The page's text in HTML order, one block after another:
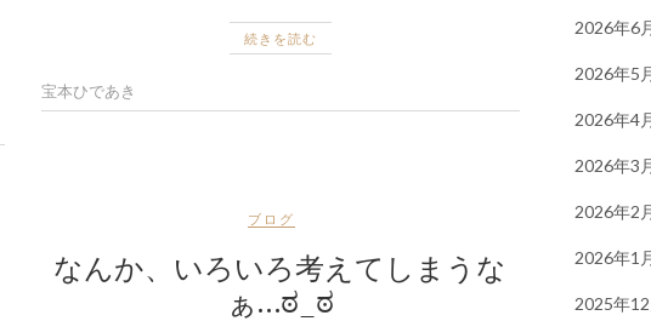
続きを読む
宝本ひであき
ブログ
なんか、いろいろ考えてしまうな
ぁ…ಠ_ಠ
2026年6
2026年5
2026年4
2026年3
2026年2
2026年1
2025年12